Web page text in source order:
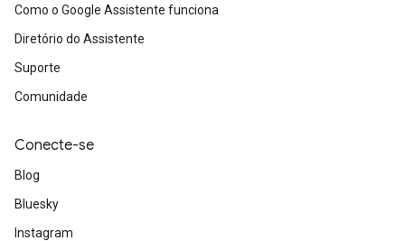
Como o Google Assistente funciona
Diretório do Assistente
Suporte
Comunidade
Conecte-se
Blog
Bluesky
Instagram